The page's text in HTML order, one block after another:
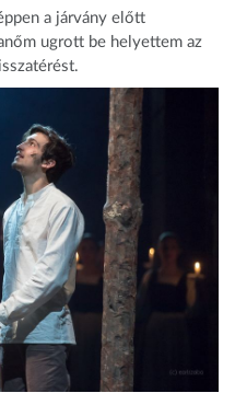
a járvány előtt
ugrott be helyettem az